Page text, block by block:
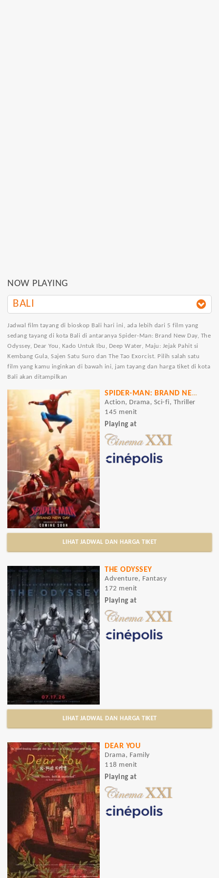
NOW PLAYING
BALI
Jadwal film tayang di bioskop Bali hari ini, ada lebih dari 5 film yang
sedang tayang di kota Bali di antaranya Spider-Man: Brand New Day, The
Odyssey, Dear You, Kado Untuk Ibu, Deep Water, Maju: Jejak Pahit si
Kembang Gula, Sajen Satu Suro dan The Tao Exorcist. Pilih salah satu
film yang kamu inginkan di bawah ini, jam tayang dan harga tiket di kota
Bali akan ditampilkan
SPIDER-MAN: BRAND NEW DAY
Action, Drama, Sci-fi, Thriller
145 menit
Playing at
LIHAT JADWAL DAN HARGA TIKET
THE ODYSSEY
Adventure, Fantasy
172 menit
Playing at
LIHAT JADWAL DAN HARGA TIKET
DEAR YOU
Drama, Family
118 menit
Playing at